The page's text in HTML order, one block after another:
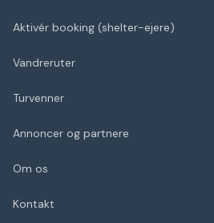
Aktivér booking (shelter-ejere)
Vandreruter
Turvenner
Annoncer og partnere
Om os
Kontakt